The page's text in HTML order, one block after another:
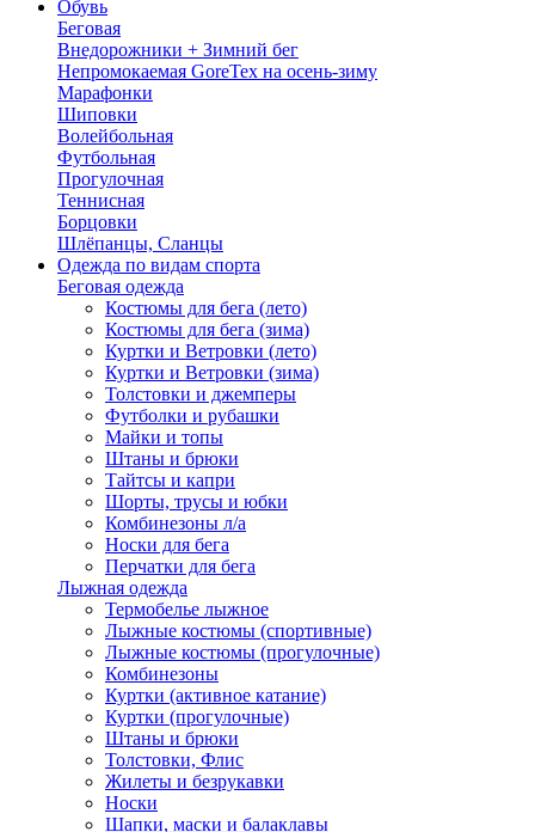
Обувь
Беговая
Внедорожники + Зимний бег
Непромокаемая GoreTex на осень-зиму
Марафонки
Шиповки
Волейбольная
Футбольная
Прогулочная
Теннисная
Борцовки
Шлёпанцы, Сланцы
Одежда по видам спорта
Беговая одежда
Костюмы для бега (лето)
Костюмы для бега (зима)
Куртки и Ветровки (лето)
Куртки и Ветровки (зима)
Толстовки и джемперы
Футболки и рубашки
Майки и топы
Штаны и брюки
Тайтсы и капри
Шорты, трусы и юбки
Комбинезоны л/а
Носки для бега
Перчатки для бега
Лыжная одежда
Термобелье лыжное
Лыжные костюмы (спортивные)
Лыжные костюмы (прогулочные)
Комбинезоны
Куртки (активное катание)
Куртки (прогулочные)
Штаны и брюки
Толстовки, Флис
Жилеты и безрукавки
Носки
Шапки, маски и балаклавы